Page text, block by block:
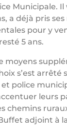
Municipale.
a déjà pris
pour y
5 ans.
s’est
police
leurs
adjoint à